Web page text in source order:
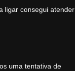
ligar consegui atender
uma tentativa de